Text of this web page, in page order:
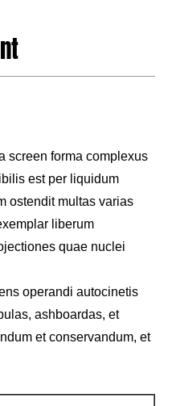
screen forma complexus
est per liquidum
ostendit multas varias
liberum
quae nuclei
operandi autocinetis
ashboardas, et
et conservandum, et